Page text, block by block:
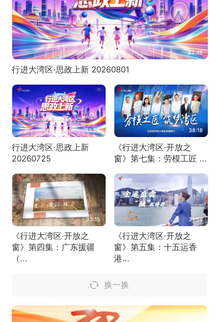
33:46
行进大湾区·思政上新 20260801
32:55
行进大湾区·思政上新
20260725
38:18
《行进大湾区·开放之
窗》第七集：劳模工匠 ...
33:15
《行进大湾区·开放之
窗》第四集：广东援疆
（...
31:59
《行进大湾区·开放之
窗》第五集：十五运香
港...
换一换